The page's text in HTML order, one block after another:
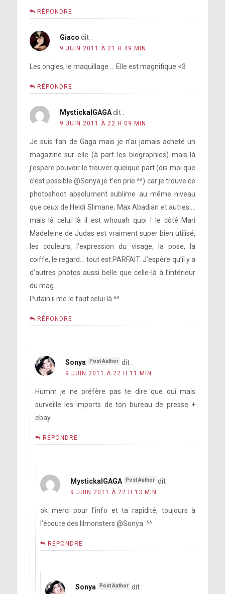
RÉPONDRE
Giaco dit :
9 JUIN 2011 À 21 H 49 MIN
Les ongles, le maquillage … Elle est magnifique <3
RÉPONDRE
MystickalGAGA dit :
9 JUIN 2011 À 22 H 09 MIN
Je suis fan de Gaga mais je n’ai jamais acheté un
magazine sur elle (à part les biographies) mais là
j’espère pouvoir le trouver quelque part (dis moi que
c’est possible @Sonya je t’en prie ^^) car je trouve ce
photoshoot absolument sublime au même niveau
que ceux de Heidi Slimane, Max Abadian et autres….
mais là celui là il est whouah quoi ! le côté Mari
Madeleine de Judas est vraiment super bien utilisé,
les couleurs, l’expression du visage, la pose, la
coiffe, le regard… tout est PARFAIT. J’espère qu’il y a
d’autres photos aussi belle que celle-là à l’intérieur
du mag.
Putain il me le faut celui là ^^.
RÉPONDRE
Sonya dit :
9 JUIN 2011 À 22 H 11 MIN
Humm je ne préfère pas te dire que oui mais
surveille les imports de ton bureau de presse +
ebay
RÉPONDRE
MystickalGAGA dit :
9 JUIN 2011 À 22 H 13 MIN
ok merci pour l’info et ta rapidité, toujours à
l’écoute des lilmonsters @Sonya. ^^
RÉPONDRE
Sonya dit :